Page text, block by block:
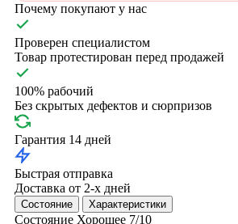
Почему покупают у нас
Проверен специалистом
Товар протестирован перед продажей
100% рабочий
Без скрытых дефектов и сюрпризов
Гарантия 14 дней
Быстрая отправка
Доставка от 2-х дней
Состояние Характеристики
Состояние Хорошее 7/10